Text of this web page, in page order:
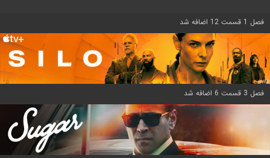
فصل 1 قسمت 12 اضافه شد
فصل 3 قسمت 6 اضافه شد